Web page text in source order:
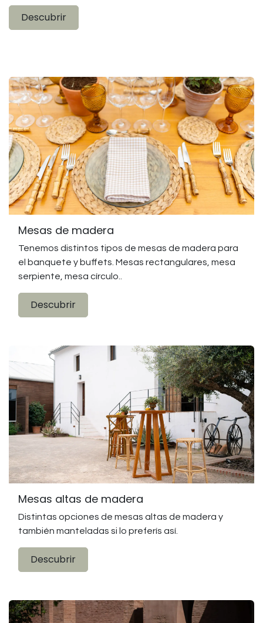
Descubrir
Mesas de madera
Tenemos distintos tipos de mesas de madera para
el banquete y buffets. Mesas rectangulares, mesa
serpiente, mesa círculo..
Descubrir
Mesas altas de madera
Distintas opciones de mesas altas de madera y
también manteladas si lo preferís así.
Descubrir